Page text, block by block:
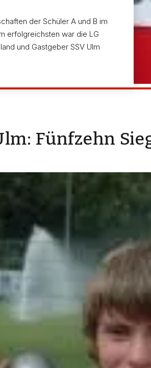
der Schüler A und B im
erfolgreichsten war die LG
und Gastgeber SSV Ulm
Fünfzehn
im 300-m-Lauf an den Start.
um vierzehn Hundertstel